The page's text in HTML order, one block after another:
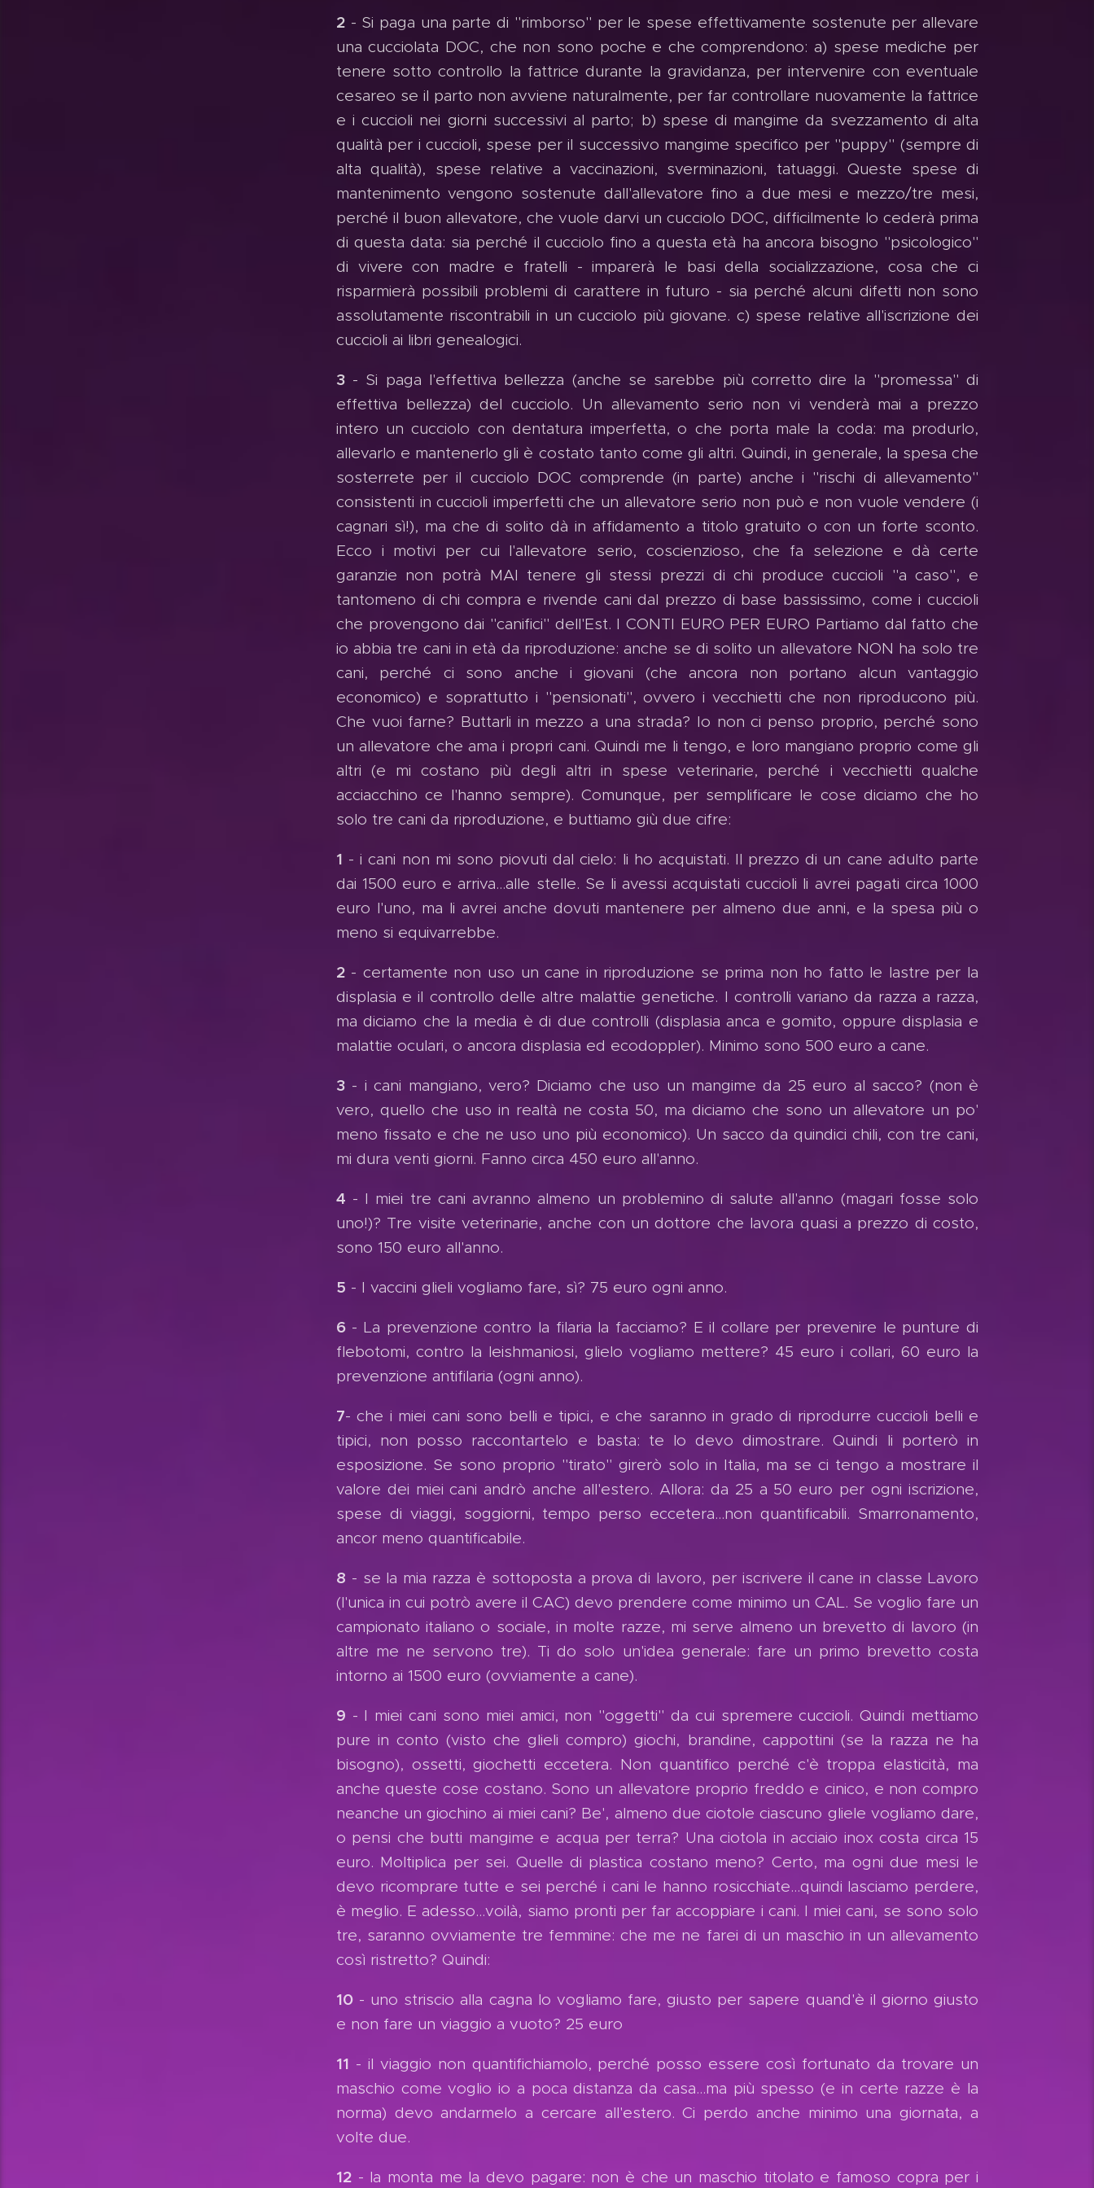
2- Si paga una parte di "rimborso" per le spese effettivamente sostenute per allevare
una cucciolata DOC, che non sono poche e che comprendono: a) spese mediche per
tenere sotto controllo la fattrice durante la gravidanza, per intervenire con eventuale
cesareo se il parto non avviene naturalmente, per far controllare nuovamente la fattrice
e i cuccioli nei giorni successivi al parto; b) spese di mangime da svezzamento di alta
qualità per i cuccioli, spese per il successivo mangime specifico per "puppy" (sempre di
alta qualità), spese relative a vaccinazioni, sverminazioni, tatuaggi. Queste spese di
mantenimento vengono sostenute dall'allevatore fino a due mesi e mezzo/tre mesi,
perché il buon allevatore, che vuole darvi un cucciolo DOC, difficilmente lo cederà prima
di questa data: sia perché il cucciolo fino a questa età ha ancora bisogno "psicologico"
di vivere con madre e fratelli - imparerà le basi della socializzazione, cosa che ci
risparmierà possibili problemi di carattere in futuro - sia perché alcuni difetti non sono
assolutamente riscontrabili in un cucciolo più giovane. c) spese relative all'iscrizione dei
cuccioli ai libri genealogici.
3- Si paga l'effettiva bellezza (anche se sarebbe più corretto dire la "promessa" di
effettiva bellezza) del cucciolo. Un allevamento serio non vi venderà mai a prezzo
intero un cucciolo con dentatura imperfetta, o che porta male la coda: ma produrlo,
allevarlo e mantenerlo gli è costato tanto come gli altri. Quindi, in generale, la spesa che
sosterrete per il cucciolo DOC comprende (in parte) anche i "rischi di allevamento"
consistenti in cuccioli imperfetti che un allevatore serio non può e non vuole vendere (i
cagnari sì!), ma che di solito dà in affidamento a titolo gratuito o con un forte sconto.
Ecco i motivi per cui l'allevatore serio, coscienzioso, che fa selezione e dà certe
garanzie non potrà MAI tenere gli stessi prezzi di chi produce cuccioli "a caso", e
tantomeno di chi compra e rivende cani dal prezzo di base bassissimo, come i cuccioli
che provengono dai "canifici" dell'Est. I CONTI EURO PER EURO Partiamo dal fatto che
io abbia tre cani in età da riproduzione: anche se di solito un allevatore NON ha solo tre
cani, perché ci sono anche i giovani (che ancora non portano alcun vantaggio
economico) e soprattutto i "pensionati", ovvero i vecchietti che non riproducono più.
Che vuoi farne? Buttarli in mezzo a una strada? Io non ci penso proprio, perché sono
un allevatore che ama i propri cani. Quindi me li tengo, e loro mangiano proprio come gli
altri (e mi costano più degli altri in spese veterinarie, perché i vecchietti qualche
acciacchino ce l'hanno sempre). Comunque, per semplificare le cose diciamo che ho
solo tre cani da riproduzione, e buttiamo giù due cifre:
1 - i cani non mi sono piovuti dal cielo: li ho acquistati. Il prezzo di un cane adulto parte
dai 1500 euro e arriva...alle stelle. Se li avessi acquistati cuccioli li avrei pagati circa 1000
euro l'uno, ma li avrei anche dovuti mantenere per almeno due anni, e la spesa più o
meno si equivarrebbe.
2- certamente non uso un cane in riproduzione se prima non ho fatto le lastre per la
displasia e il controllo delle altre malattie genetiche. I controlli variano da razza a razza,
ma diciamo che la media è di due controlli (displasia anca e gomito, oppure displasia e
malattie oculari, o ancora displasia ed ecodoppler). Minimo sono 500 euro a cane.
3- i cani mangiano, vero? Diciamo che uso un mangime da 25 euro al sacco? (non è
vero, quello che uso in realtà ne costa 50, ma diciamo che sono un allevatore un po'
meno fissato e che ne uso uno più economico). Un sacco da quindici chili, con tre cani,
mi dura venti giorni. Fanno circa 450 euro all'anno.
4 - I miei tre cani avranno almeno un problemino di salute all'anno (magari fosse solo
uno!)? Tre visite veterinarie, anche con un dottore che lavora quasi a prezzo di costo,
sono 150 euro all'anno.
5 - I vaccini glieli vogliamo fare, sì? 75 euro ogni anno.
6- La prevenzione contro la filaria la facciamo? E il collare per prevenire le punture di
flebotomi, contro la leishmaniosi, glielo vogliamo mettere? 45 euro i collari, 60 euro la
prevenzione antifilaria (ogni anno).
7- che i miei cani sono belli e tipici, e che saranno in grado di riprodurre cuccioli belli e
tipici, non posso raccontartelo e basta: te lo devo dimostrare. Quindi li porterò in
esposizione. Se sono proprio "tirato" girerò solo in Italia, ma se ci tengo a mostrare il
valore dei miei cani andrò anche all'estero. Allora: da 25 a 50 euro per ogni iscrizione,
spese di viaggi, soggiorni, tempo perso eccetera...non quantificabili. Smarronamento,
ancor meno quantificabile.
8 - se la mia razza è sottoposta a prova di lavoro, per iscrivere il cane in classe Lavoro
(l'unica in cui potrò avere il CAC) devo prendere come minimo un CAL. Se voglio fare un
campionato italiano o sociale, in molte razze, mi serve almeno un brevetto di lavoro (in
altre me ne servono tre). Ti do solo un'idea generale: fare un primo brevetto costa
intorno ai 1500 euro (ovviamente a cane).
9 - I miei cani sono miei amici, non "oggetti" da cui spremere cuccioli. Quindi mettiamo
pure in conto (visto che glieli compro) giochi, brandine, cappottini (se la razza ne ha
bisogno), ossetti, giochetti eccetera. Non quantifico perché c'è troppa elasticità, ma
anche queste cose costano. Sono un allevatore proprio freddo e cinico, e non compro
neanche un giochino ai miei cani? Be', almeno due ciotole ciascuno gliele vogliamo dare,
o pensi che butti mangime e acqua per terra? Una ciotola in acciaio inox costa circa 15
euro. Moltiplica per sei. Quelle di plastica costano meno? Certo, ma ogni due mesi le
devo ricomprare tutte e sei perché i cani le hanno rosicchiate...quindi lasciamo perdere,
è meglio. E adesso...voilà, siamo pronti per far accoppiare i cani. I miei cani, se sono solo
tre, saranno ovviamente tre femmine: che me ne farei di un maschio in un allevamento
così ristretto? Quindi:
10- uno striscio alla cagna lo vogliamo fare, giusto per sapere quand'è il giorno giusto
e non fare un viaggio a vuoto? 25 euro
11 - il viaggio non quantifichiamolo, perché posso essere così fortunato da trovare un
maschio come voglio io a poca distanza da casa...ma più spesso (e in certe razze è la
norma) devo andarmelo a cercare all'estero. Ci perdo anche minimo una giornata, a
volte due.
12- la monta me la devo pagare: non è che un maschio titolato e famoso copra per i